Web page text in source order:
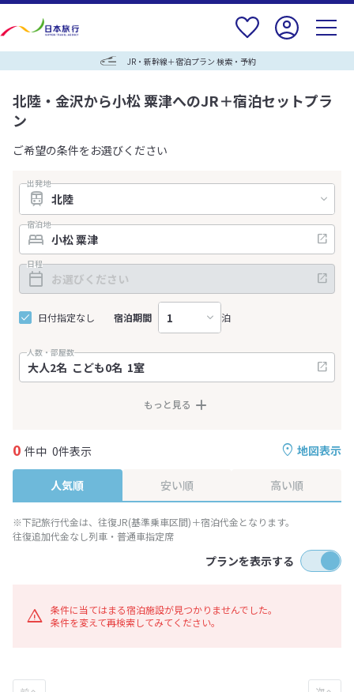
JR・新幹線＋宿泊プラン 検索・予約
北陸・金沢から小松 粟津へのJR＋宿泊セットプラ
ン
ご希望の条件をお選びください
出発地
宿泊地
日程
日付指定なし 宿泊期間 泊
人数・部屋数
もっと見る
地図表示
0 件中 0件表示
人気順 安い順 高い順
※下記旅行代金は、往復JR(基準乗車区間)＋宿泊代金となります。
往復追加代金なし列車・普通車指定席
プランを表示する
条件に当てはまる宿泊施設が見つかりませんでした。
条件を変えて再検索してみてください。